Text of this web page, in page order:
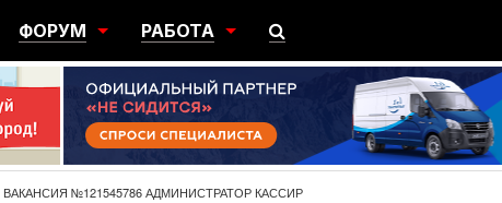
ФОРУМ
ЮЖНЫЙ
РАБОТА
ПОИСК РАБОТЫ
РАЗМЕСТИТЬ ВАКАНСИЮ
ВАКАНСИЯ №121545786 АДМИНИСТРАТОР КАССИР